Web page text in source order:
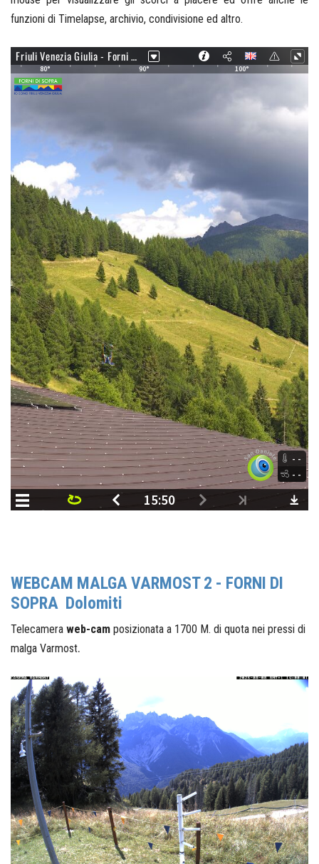
funzioni di Timelapse, archivio, condivisione ed altro.
WEBCAM MALGA VARMOST 2 - FORNI DI
SOPRA Dolomiti
Telecamera web-cam posizionata a 1700 M. di quota nei pressi di
malga Varmost.